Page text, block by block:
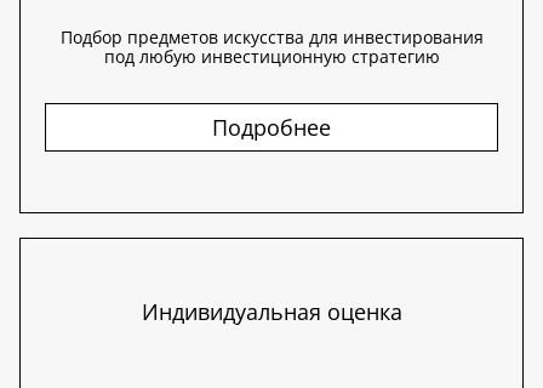
Подбор предметов искусства для инвестирования
под любую инвестиционную стратегию
Подробнее
Индивидуальная оценка